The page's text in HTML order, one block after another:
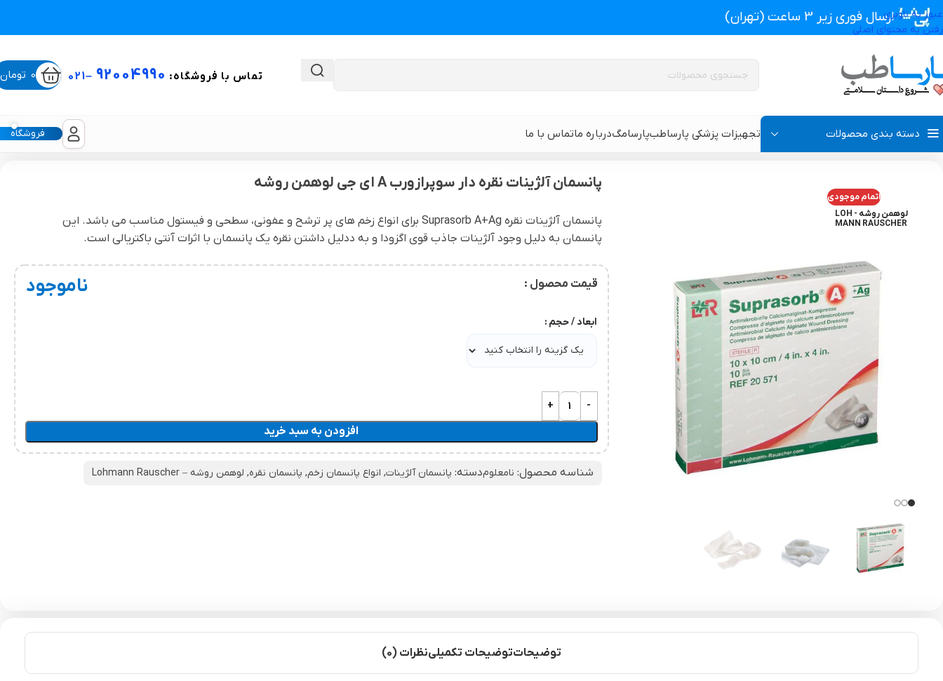
عبور به ناوبری
رفتن به محتوای اصلی
ارسال فوری زیر 3 ساعت (تهران)
تماس با فروشگاه: 92004990
–
021
0 تومان
دسته بندی محصولات
پروتز اکسترنال و سوتین پروتز دار
گن بعد از جراحی زنانه
گن لاغری و گن بعد از زایمان
گن تزریق چربی و پروتز باسن
گن ژنیکوماستی سینه آقایان
گن لیپوماتیک و لیفت ران و باسن نوار و ورق سیلیکون شیت
تجهیزات پزشکی پارساطبپارسامگدرباره ماتماس با ما فروشگاه
تجهیزات پزشکی پارساطب انواع پانسمان زخم> پانسمان آلژینات > پانسمان آلژینات نقره دار سوپرازورب A ای جی لوهمن روشه
اتمام موجودی
لوهمن روشه - LOH
MANN RAUSCHER
پانسمان آلژینات نقره دار سوپرازورب A ای جی لوهمن روشه
پانسمان آلژینات نقره Suprasorb A+Ag برای انواع زخم های پر ترشح و عفونی، سطحی و فیستول مناسب می باشد. این
پانسمان به دلیل وجود آلژینات جاذب قوی اگزودا و به ددلیل داشتن نقره یک پانسمان با اثرات آنتی باکتریالی است.
قیمت محصول : ناموجود
ابعاد / حجم
افزودن به سبد خرید
شناسه محصول: نامعلومدسته: پانسمان آلژینات, انواع پانسمان زخم, پانسمان نقره, لوهمن روشه – Lohmann Rauscher
توضیحاتتوضیحات تکمیلینظرات (0)